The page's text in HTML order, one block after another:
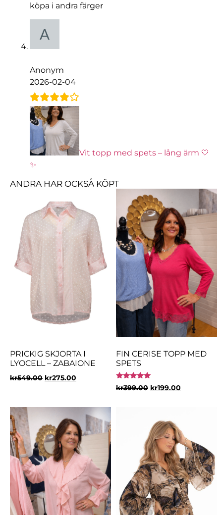
köpa i andra färger
Anonym
2026-02-04
Vit topp med spets – lång ärm 🤍
✨
ANDRA HAR OCKSÅ KÖPT
PRICKIG SKJORTA I
LYOCELL – ZABAIONE
kr549.00 kr275.00
FIN CERISE TOPP MED
SPETS
Betygsatt
5.00
kr399.00 kr199.00